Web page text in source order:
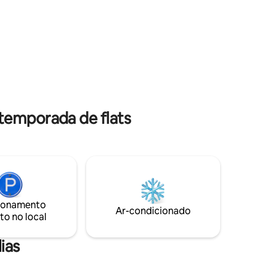
de flats
no local
Ar-condicionado